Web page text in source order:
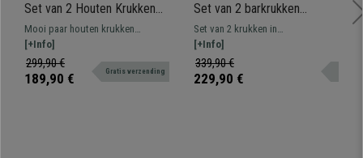
Set van 2 Houten Krukken
PRESTO, Zeer Resistent, in
Beige Leder
Mooi paar houten krukken
PRESTO, zeer resistent hout van
hoge kwaliteit. Verkrijgbaar in
verschillende kleuren om bij uw
[+Info]
299,90 €
189,90 € Gratis verzending
Set van 2 barkrukken
KOPENHAGEN,
Scandinavisch Ontwerp uit
Massief Hout, met Zwart
Leder
Set van 2 krukken in
Scandinavische stijl, gemaakt van
massief hout. Praktische en
comfortabele metalen voetsteun.
[+Info]
339,90 €
229,90 €